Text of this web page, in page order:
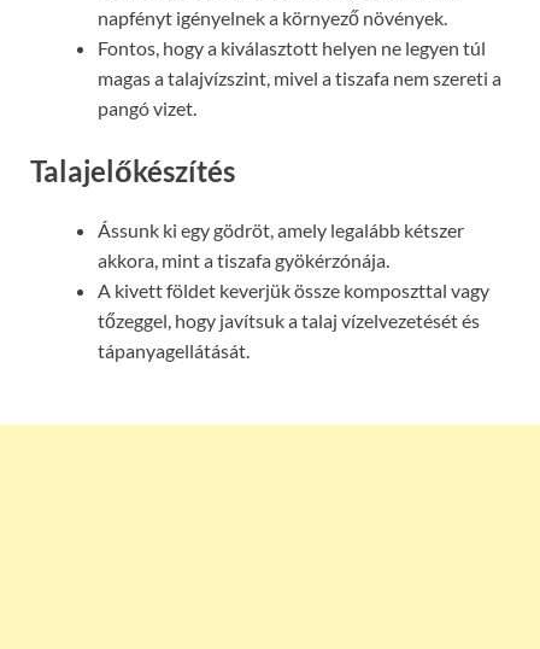
napfényt igényelnek a környező növények.
Fontos, hogy a kiválasztott helyen ne legyen túl
magas a talajvízszint, mivel a tiszafa nem szereti a
pangó vizet.
Talajelőkészítés
Ássunk ki egy gödröt, amely legalább kétszer
akkora, mint a tiszafa gyökérzónája.
A kivett földet keverjük össze komposzttal vagy
tőzeggel, hogy javítsuk a talaj vízelvezetését és
tápanyagellátását.